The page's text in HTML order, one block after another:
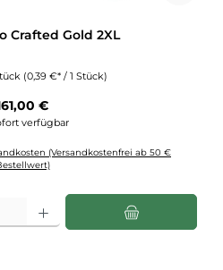
Crafted Gold 2XL
(0,39 €* / 1 Stück)
Preis:
€
verfügbar
(Versandkostenfrei ab 50 €